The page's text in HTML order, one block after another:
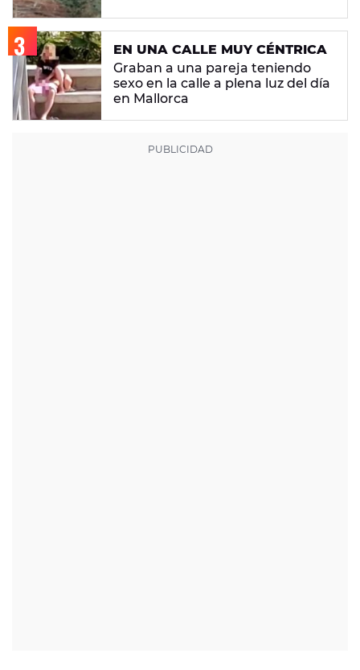
EN UNA CALLE MUY CÉNTRICA
Graban a una pareja teniendo
sexo en la calle a plena luz del día
en Mallorca